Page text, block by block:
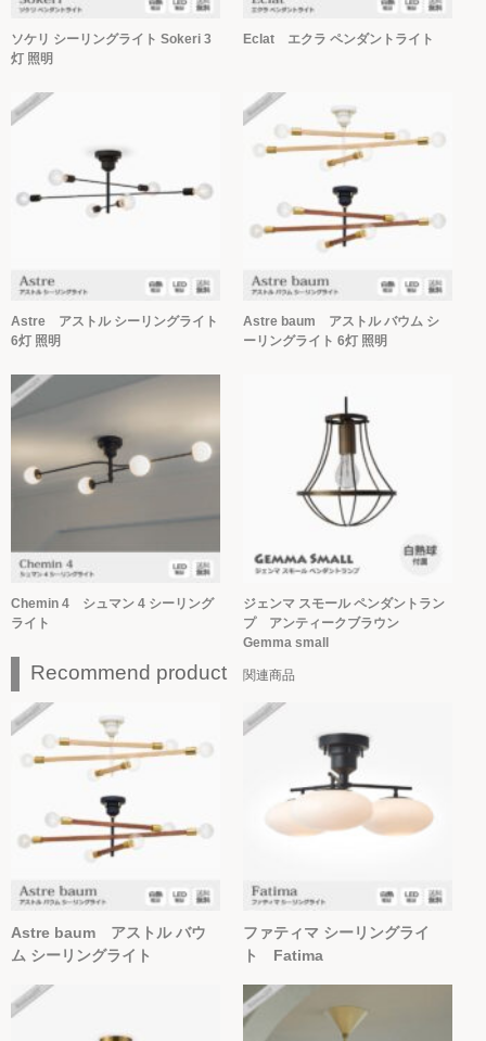
ソケリ シーリングライト Sokeri 3
灯 照明
Eclat エクラ ペンダントライト
Astre アストル シーリングライト
6灯 照明
Astre baum アストル バウム シ
ーリングライト 6灯 照明
Chemin 4 シュマン 4 シーリング
ライト
ジェンマ スモール ペンダントラン
プ アンティークブラウン
Gemma small
Recommend product 関連商品
Astre baum アストル バウ
ム シーリングライト
ファティマ シーリングライ
ト Fatima